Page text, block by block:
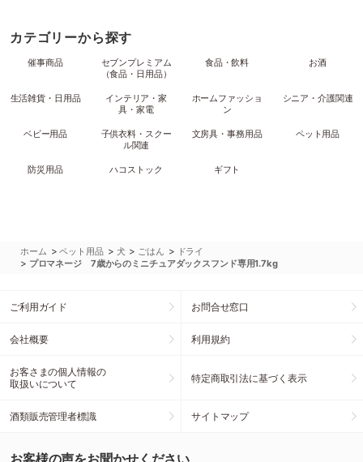
カテゴリーから探す
催事商品
セブンプレミアム
（食品・日用品）
食品・飲料 お酒
生活雑貨・日用品
インテリア・家
具・家電
ホームファッショ
ン
シニア・介護関連
ベビー用品
子供衣料・スクー
ル関連
文房具・事務用品 ペット用品
防災用品 ハコストック ギフト
ホーム >ペット用品 > 犬 > ごはん > ドライ
> プロマネージ 7歳からのミニチュアダックスフンド専用1.7kg
ご利用ガイド お問合せ窓口
会社概要 利用規約
お客さまの個人情報の
取扱いについて
特定商取引法に基づく表示
酒類販売管理者標識 サイトマップ
お客様の声をお聞かせください